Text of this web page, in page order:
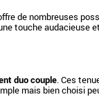
de nombreuses
une touche
duo couple . Ces
mais bien choisi